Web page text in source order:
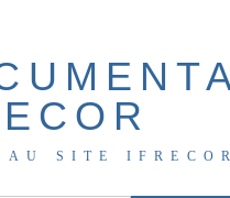
AU SITE IFRECOR